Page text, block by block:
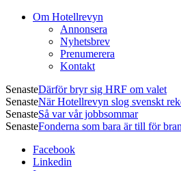
Om Hotellrevyn
Annonsera
Nyhetsbrev
Prenumerera
Kontakt
SenasteDärför bryr sig HRF om valet
SenasteNär Hotellrevyn slog svenskt
SenasteSå var vår jobbsommar
SenasteFonderna som bara är till för
Facebook
Linkedin